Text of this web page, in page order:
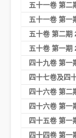
五十一卷 第二
五十一卷 第一
五十卷 第二期
五十卷 第一期
四十九卷 第一
四十七卷及四
四十六卷 第二
四十六卷 第一
四十五卷 第一
四十四卷 第一